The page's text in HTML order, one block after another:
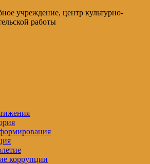
учреждение, центр культурно-
работы
коррупции